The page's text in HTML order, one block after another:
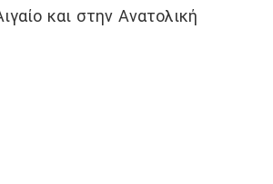
και στην Ανατολική